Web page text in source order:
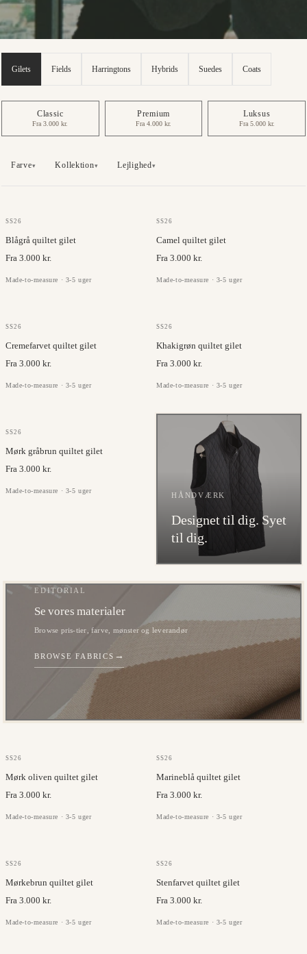
Gilets Fields Harringtons Hybrids Suedes Coats
Classic
Fra 3.000 kr.
Premium
Fra 4.000 kr.
Luksus
Fra 5.000 kr.
Farve▾ Kollektion▾ Lejlighed▾
SS26
Blågrå quiltet gilet
Fra 3.000 kr.
Made-to-measure · 3-5 uger
SS26
Camel quiltet gilet
Fra 3.000 kr.
Made-to-measure · 3-5 uger
SS26
Cremefarvet quiltet gilet
Fra 3.000 kr.
Made-to-measure · 3-5 uger
SS26
Khakigrøn quiltet gilet
Fra 3.000 kr.
Made-to-measure · 3-5 uger
SS26
Mørk gråbrun quiltet gilet
Fra 3.000 kr.
Made-to-measure · 3-5 uger
HÅNDVÆRK
Designet til dig. Syet
til dig.
EDITORIAL
Se vores materialer
Browse pris-tier, farve, mønster og leverandør
BROWSE FABRICS →
SS26
Mørk oliven quiltet gilet
Fra 3.000 kr.
Made-to-measure · 3-5 uger
SS26
Marineblå quiltet gilet
Fra 3.000 kr.
Made-to-measure · 3-5 uger
SS26
Mørkebrun quiltet gilet
Fra 3.000 kr.
Made-to-measure · 3-5 uger
SS26
Stenfarvet quiltet gilet
Fra 3.000 kr.
Made-to-measure · 3-5 uger